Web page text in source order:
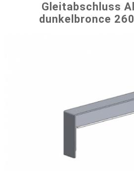
Gleitabschluss
dunkelbronce